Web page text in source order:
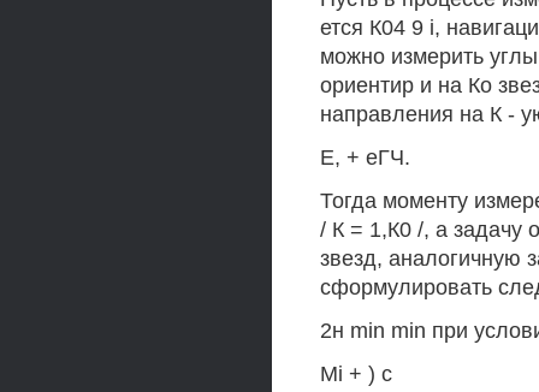
ется К04 9 i,
можно измерить
ориентир и на Ко
направления на К -
Е, + еГЧ.
Тогда моменту
/ К = 1,К0 /, а задачу
звезд, аналогичную
сформулировать
2н min min при
Mi + ) c